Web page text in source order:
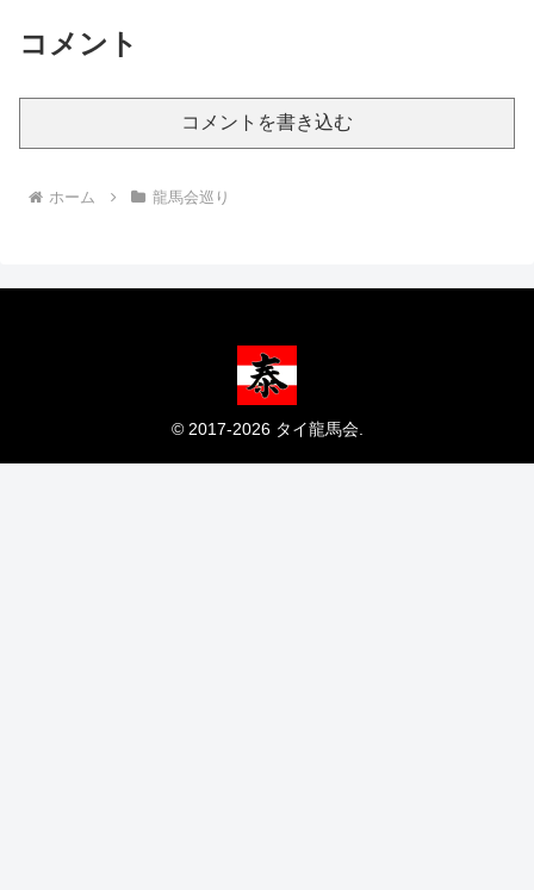
コメント
コメントを書き込む
ホーム 龍馬会巡り
© 2017-2026 タイ龍馬会.